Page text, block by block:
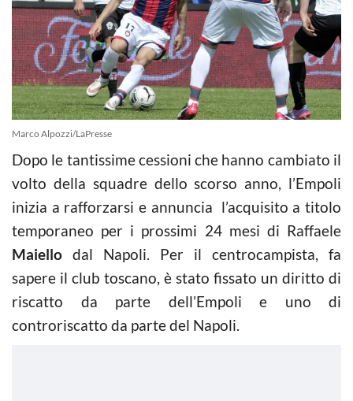
Marco Alpozzi/LaPresse
Dopo le tantissime cessioni che hanno cambiato il
volto della squadre dello scorso anno, l’Empoli
inizia a rafforzarsi e annuncia l’acquisito a titolo
temporaneo per i prossimi 24 mesi di Raffaele
Maiello dal Napoli. Per il centrocampista, fa
sapere il club toscano, è stato fissato un diritto di
riscatto da parte dell’Empoli e uno di
controriscatto da parte del Napoli.